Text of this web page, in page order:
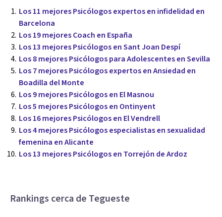
Los 11 mejores Psicólogos expertos en infidelidad en
Barcelona
Los 19 mejores Coach en España
Los 13 mejores Psicólogos en Sant Joan Despí
Los 8 mejores Psicólogos para Adolescentes en Sevilla
Los 7 mejores Psicólogos expertos en Ansiedad en
Boadilla del Monte
Los 9 mejores Psicólogos en El Masnou
Los 5 mejores Psicólogos en Ontinyent
Los 16 mejores Psicólogos en El Vendrell
Los 4 mejores Psicólogos especialistas en sexualidad
femenina en Alicante
Los 13 mejores Psicólogos en Torrejón de Ardoz
Rankings cerca de Tegueste